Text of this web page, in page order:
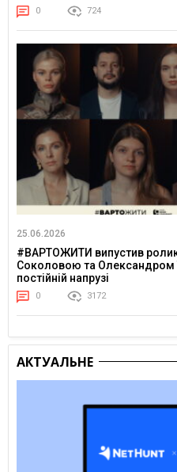
0 724
25.06.2026
#ВАРТОЖИТИ випустив
Соколовою та Олександром
постійній напрузі
0 3172
АКТУАЛЬНЕ